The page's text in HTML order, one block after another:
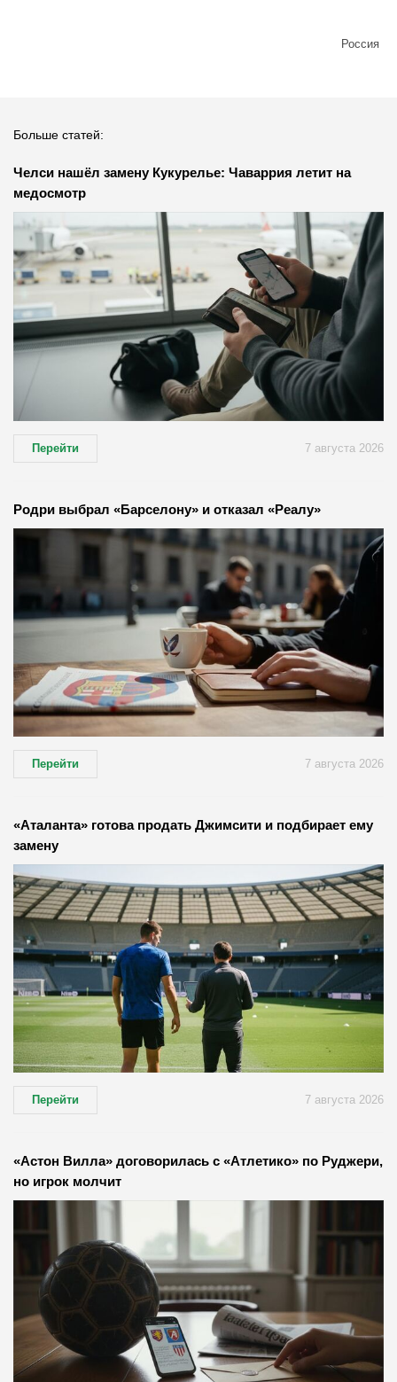
Россия
Больше статей:
Челси нашёл замену Кукурелье: Чаваррия летит на
медосмотр
Перейти 7 августа 2026
Родри выбрал «Барселону» и отказал «Реалу»
Перейти 7 августа 2026
«Аталанта» готова продать Джимсити и подбирает ему
замену
Перейти 7 августа 2026
«Астон Вилла» договорилась с «Атлетико» по Руджери,
но игрок молчит